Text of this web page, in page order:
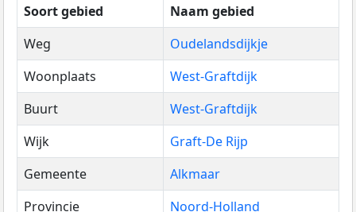
Soort gebied
Naam gebied
Weg
Oudelandsdijkje
Woonplaats
West-Graftdijk
Buurt
West-Graftdijk
Wijk
Graft-De Rijp
Gemeente
Alkmaar
Provincie
Noord-Holland